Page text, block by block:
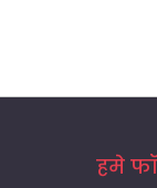
हमे